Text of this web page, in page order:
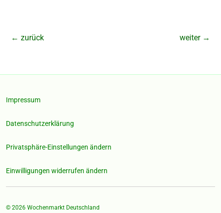
← zurück weiter →
Impressum
Datenschutzerklärung
Privatsphäre-Einstellungen ändern
Einwilligungen widerrufen ändern
© 2026 Wochenmarkt Deutschland